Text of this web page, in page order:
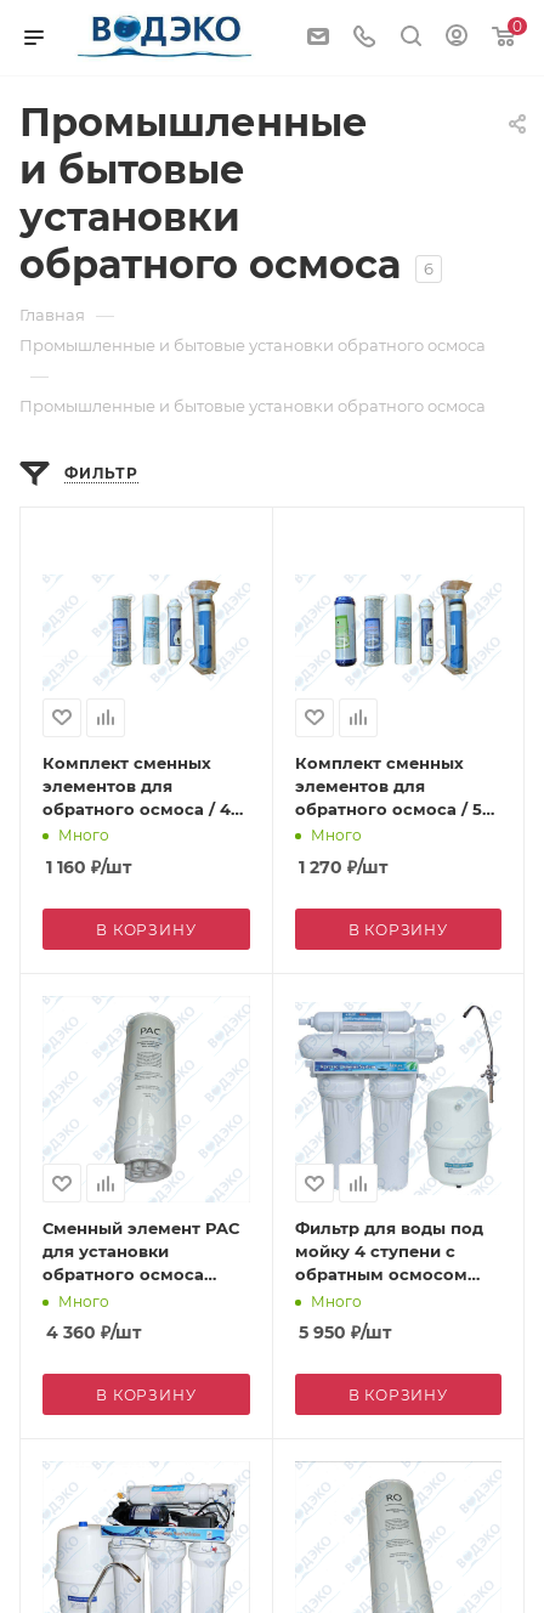
0
Промышленные
и бытовые
установки
обратного осмоса
6
Главная —
Промышленные и бытовые установки обратного осмоса
—
Промышленные и бытовые установки обратного осмоса
ФИЛЬТР
Комплект сменных
элементов для
обратного осмоса / 4
предмета
Много
1 160 ₽/шт
В КОРЗИНУ
Комплект сменных
элементов для
обратного осмоса / 5
предметов
Много
1 270 ₽/шт
В КОРЗИНУ
Сменный элемент PAC
для установки
обратного осмоса
RUNXIN RL-C800D,
Много
4 360 ₽/шт
В КОРЗИНУ
Фильтр для воды под
мойку 4 ступени c
обратным осмосом
NW-RO50-NP34
Много
5 950 ₽/шт
В КОРЗИНУ